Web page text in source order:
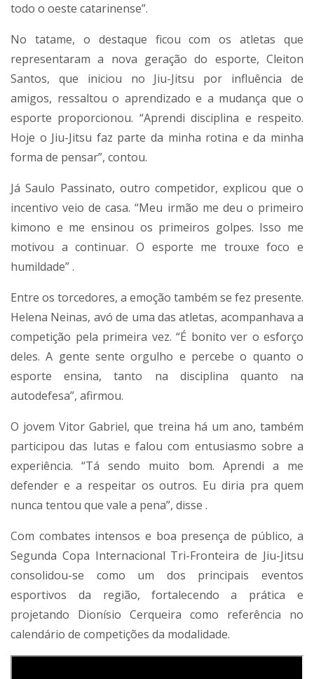
todo o oeste catarinense”.
No tatame, o destaque ficou com os atletas que
representaram a nova geração do esporte, Cleiton
Santos, que iniciou no Jiu-Jitsu por influência de
amigos, ressaltou o aprendizado e a mudança que o
esporte proporcionou. “Aprendi disciplina e respeito.
Hoje o Jiu-Jitsu faz parte da minha rotina e da minha
forma de pensar”, contou.
Já Saulo Passinato, outro competidor, explicou que o
incentivo veio de casa. “Meu irmão me deu o primeiro
kimono e me ensinou os primeiros golpes. Isso me
motivou a continuar. O esporte me trouxe foco e
humildade” .
Entre os torcedores, a emoção também se fez presente.
Helena Neinas, avó de uma das atletas, acompanhava a
competição pela primeira vez. “É bonito ver o esforço
deles. A gente sente orgulho e percebe o quanto o
esporte ensina, tanto na disciplina quanto na
autodefesa”, afirmou.
O jovem Vitor Gabriel, que treina há um ano, também
participou das lutas e falou com entusiasmo sobre a
experiência. “Tá sendo muito bom. Aprendi a me
defender e a respeitar os outros. Eu diria pra quem
nunca tentou que vale a pena”, disse .
Com combates intensos e boa presença de público, a
Segunda Copa Internacional Tri-Fronteira de Jiu-Jitsu
consolidou-se como um dos principais eventos
esportivos da região, fortalecendo a prática e
projetando Dionísio Cerqueira como referência no
calendário de competições da modalidade.